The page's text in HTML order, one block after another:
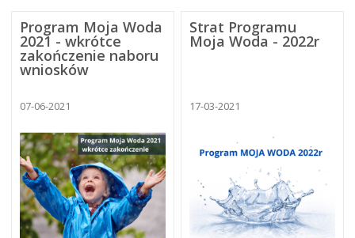
Program Moja Woda
2021 - wkrótce
zakończenie naboru
wniosków
07-06-2021
Strat Programu
Moja Woda - 2022r
17-03-2021